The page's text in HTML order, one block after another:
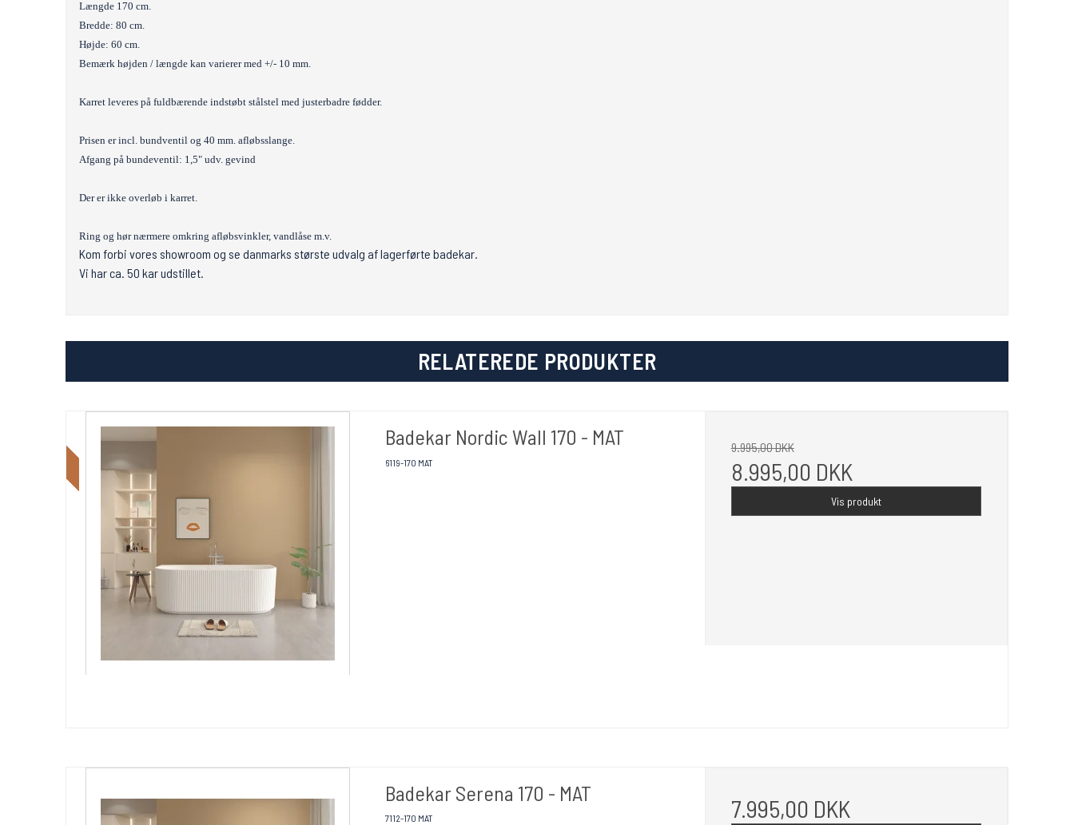
Længde 170 cm.
Bredde: 80 cm.
Højde: 60 cm.
Bemærk højden / længde kan varierer med +/- 10 mm.
Karret leveres på fuldbærende indstøbt stålstel med justerbadre fødder.
Prisen er incl. bundventil og 40 mm. afløbsslange.
Afgang på bundeventil: 1,5" udv. gevind
Der er ikke overløb i karret.
Ring og hør nærmere omkring afløbsvinkler, vandlåse m.v.
Kom forbi vores showroom og se danmarks største udvalg af lagerførte badekar.
Vi har ca. 50 kar udstillet.
RELATEREDE PRODUKTER
Badekar Nordic Wall 170 - MAT
6119-170 MAT
9.995,00 DKK
8.995,00 DKK
Vis produkt
Badekar Serena 170 - MAT
7112-170 MAT 7.995,00 DKK